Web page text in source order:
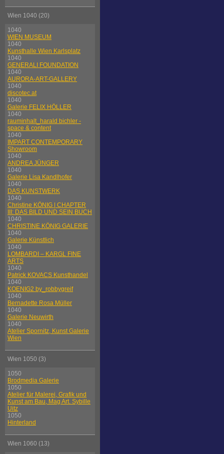
Wien 1040 (20)
1040
WIEN MUSEUM
1040
Kunsthalle Wien Karlsplatz
1040
GENERALI FOUNDATION
1040
AURORA-ART-GALLERY
1040
discotec.at
1040
Galerie FELIX HÖLLER
1040
rauminhalt_harald bichler -
space & content
1040
IMPART CONTEMPORARY
Showroom
1040
ANDREA JÜNGER
1040
Galerie Lisa Kandlhofer
1040
DAS KUNSTWERK
1040
Christine KÖNIG | CHAPTER
III: DAS BILD UND SEIN BUCH
1040
CHRISTINE KÖNIG GALERIE
1040
Galerie Künstlich
1040
LOMBARDI – KARGL FINE
ARTS
1040
Patrick KOVACS Kunsthandel
1040
KOENIG2 by_robbygreif
1040
Bernadette Rosa Müller
1040
Galerie Neuwirth
1040
Atelier Spornitz, Kunst Galerie
Wien
Wien 1050 (3)
1050
Brodmedia Galerie
1050
Atelier für Malerei, Grafik und
Kunst am Bau, Mag Art. Sybille
Uitz
1050
Hinterland
Wien 1060 (13)